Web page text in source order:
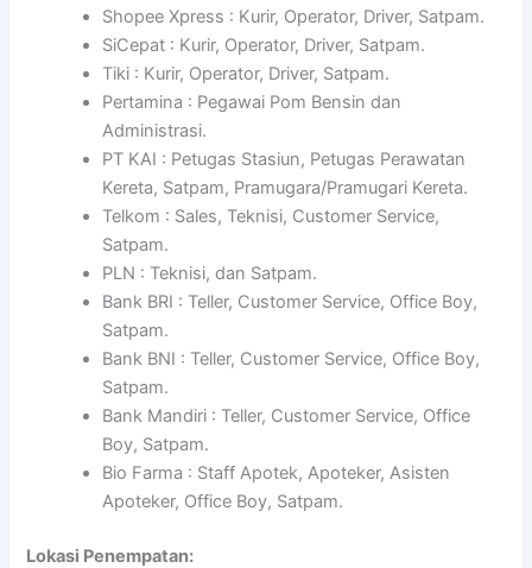
Shopee Xpress : Kurir, Operator, Driver, Satpam.
SiCepat : Kurir, Operator, Driver, Satpam.
Tiki : Kurir, Operator, Driver, Satpam.
Pertamina : Pegawai Pom Bensin dan
Administrasi.
PT KAI : Petugas Stasiun, Petugas Perawatan
Kereta, Satpam, Pramugara/Pramugari Kereta.
Telkom : Sales, Teknisi, Customer Service,
Satpam.
PLN : Teknisi, dan Satpam.
Bank BRI : Teller, Customer Service, Office Boy,
Satpam.
Bank BNI : Teller, Customer Service, Office Boy,
Satpam.
Bank Mandiri : Teller, Customer Service, Office
Boy, Satpam.
Bio Farma : Staff Apotek, Apoteker, Asisten
Apoteker, Office Boy, Satpam.
Lokasi Penempatan: